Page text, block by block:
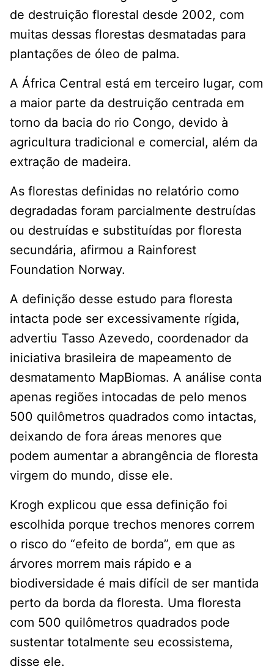
de destruição florestal desde 2002, com
muitas dessas florestas desmatadas para
plantações de óleo de palma.
A África Central está em terceiro lugar, com
a maior parte da destruição centrada em
torno da bacia do rio Congo, devido à
agricultura tradicional e comercial, além da
extração de madeira.
As florestas definidas no relatório como
degradadas foram parcialmente destruídas
ou destruídas e substituídas por floresta
secundária, afirmou a Rainforest
Foundation Norway.
A definição desse estudo para floresta
intacta pode ser excessivamente rígida,
advertiu Tasso Azevedo, coordenador da
iniciativa brasileira de mapeamento de
desmatamento MapBiomas. A análise conta
apenas regiões intocadas de pelo menos
500 quilômetros quadrados como intactas,
deixando de fora áreas menores que
podem aumentar a abrangência de floresta
virgem do mundo, disse ele.
Krogh explicou que essa definição foi
escolhida porque trechos menores correm
o risco do “efeito de borda”, em que as
árvores morrem mais rápido e a
biodiversidade é mais difícil de ser mantida
perto da borda da floresta. Uma floresta
com 500 quilômetros quadrados pode
sustentar totalmente seu ecossistema,
disse ele.